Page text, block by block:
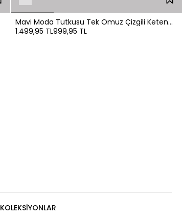
Mavi Moda Tutkusu Tek Omuz Çizgili Keten
Yelek
1.499,95 TL999,95 TL
KOLEKSIYONLAR